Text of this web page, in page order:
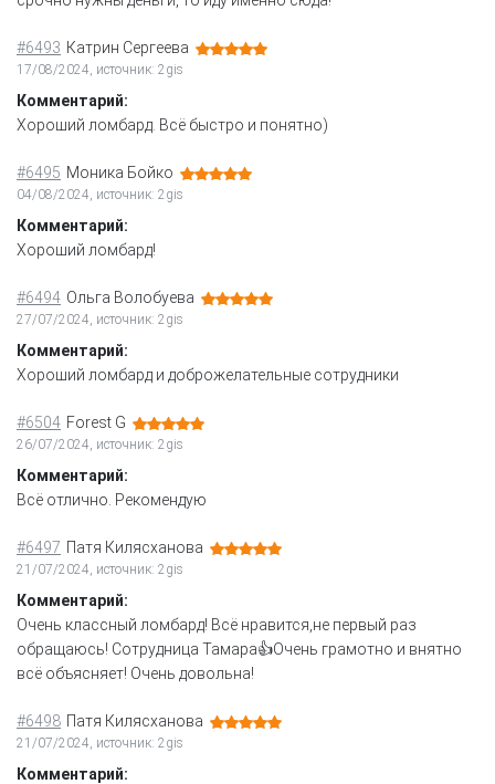
#6493 Катрин Сергеева
17/08/2024, источник: 2gis
Комментарий:
Хороший ломбард. Всё быстро и понятно)
#6495 Моника Бойко
04/08/2024, источник: 2gis
Комментарий:
Хороший ломбард!
#6494 Ольга Волобуева
27/07/2024, источник: 2gis
Комментарий:
Хороший ломбард и доброжелательные сотрудники
#6504 Forest G
26/07/2024, источник: 2gis
Комментарий:
Всё отлично. Рекомендую
#6497 Патя Килясханова
21/07/2024, источник: 2gis
Комментарий:
Очень классный ломбард! Всё нравится,не первый раз
обращаюсь! Сотрудница Тамара👍Очень грамотно и внятно
всё объясняет! Очень довольна!
#6498 Патя Килясханова
21/07/2024, источник: 2gis
Комментарий: